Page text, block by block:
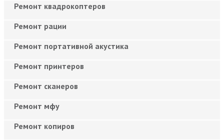
Ремонт квадрокоптеров
Ремонт рации
Ремонт портативной акустика
Ремонт принтеров
Ремонт сканеров
Ремонт мфу
Ремонт копиров